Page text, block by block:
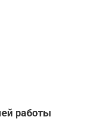
работы